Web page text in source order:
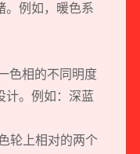
。例如，暖色系
色相的不同明度
计。例如：深蓝
轮上相对的两个